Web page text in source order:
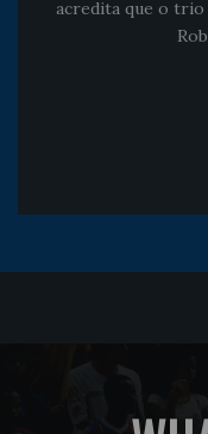
acredita que o trio